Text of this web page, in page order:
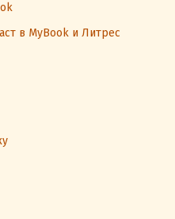
в MyBook и Литрес